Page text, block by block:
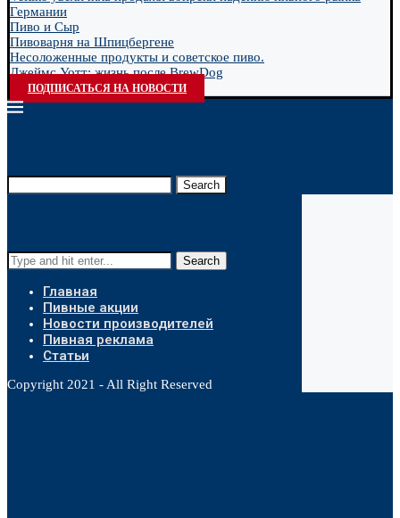
Германии
Пиво и Сыр
Пивоварня на Шпицбергене
Несоложенные продукты и советское пиво.
Джеймс Уотт: жизнь после BrewDog
ПОДПИСАТЬСЯ НА НОВОСТИ
Search
Search
Главная
Пивные акции
Новости производителей
Пивная реклама
Статьи
Copyright 2021 - All Right Reserved